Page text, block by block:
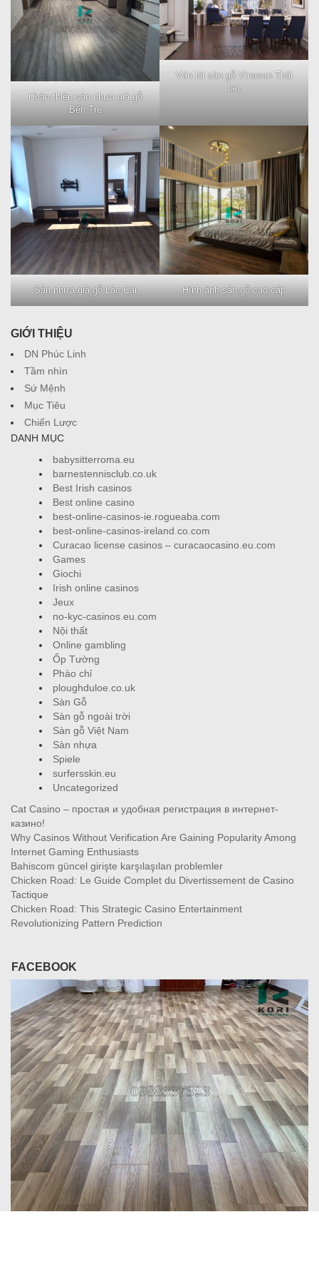
Hoàn thiện sàn nhựa giả gỗ
Bến Tre
Ván lót sàn gỗ Vinasan Thái
lan
Sàn nhựa giả gỗ Lào Cai Hình ảnh sàn gỗ cao cấp
GIỚI THIỆU
DN Phúc Linh
Tầm nhìn
Sứ Mệnh
Mục Tiêu
Chiến Lược
DANH MỤC
babysitterroma.eu
barnestennisclub.co.uk
Best Irish casinos
Best online casino
best-online-casinos-ie.rogueaba.com
best-online-casinos-ireland.co.com
Curacao license casinos – curacaocasino.eu.com
Games
Giochi
Irish online casinos
Jeux
no-kyc-casinos.eu.com
Nội thất
Online gambling
Ốp Tường
Phào chỉ
ploughduloe.co.uk
Sàn Gỗ
Sàn gỗ ngoài trời
Sàn gỗ Việt Nam
Sàn nhựa
Spiele
surfersskin.eu
Uncategorized
Cat Casino – простая и удобная регистрация в интернет-
казино!
Why Casinos Without Verification Are Gaining Popularity Among
Internet Gaming Enthusiasts
Bahiscom güncel girişte karşılaşılan problemler
Chicken Road: Le Guide Complet du Divertissement de Casino
Tactique
Chicken Road: This Strategic Casino Entertainment
Revolutionizing Pattern Prediction
FACEBOOK